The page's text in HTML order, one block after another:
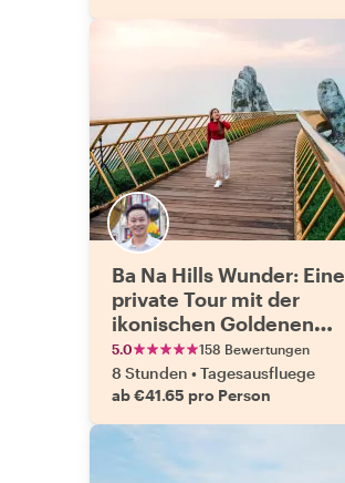
Ba Na Hills Wunder: Eine
private Tour mit der
ikonischen Goldenen
Brücke
5.0 158 Bewertungen
8 Stunden •Tagesausfluege
ab €41.65 pro Person